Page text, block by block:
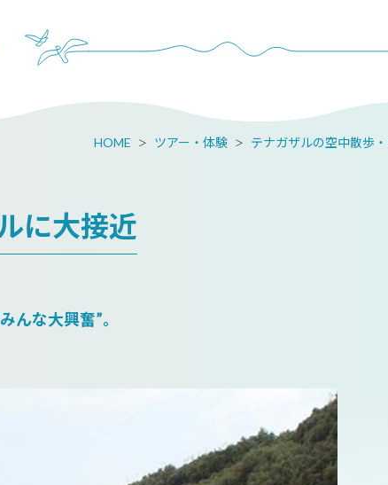
HOME ツアー・体験 テナガザルの空中散歩
に大接近
んな大興奮”。